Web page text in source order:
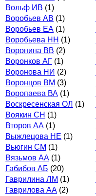
Вольф ИВ (1)
Воробьев АВ (1)
Воробьев ЕА (1)
Воробьева НН (1)
Воронина ВВ (2)
Воронков АГ (1)
Воронова НИ (2)
Воронцов ВМ (3)
Воропаева ВА (1)
Воскресенская ОЛ (1)
Воякин СН (1)
Второв АА (1)
Выжлецова НЕ (1)
Вьюгин СМ (1)
Вязьмов АА (1)
Габибов АБ (20)
Гаврилина ЛМ (1)
Гаврилова АА (2)